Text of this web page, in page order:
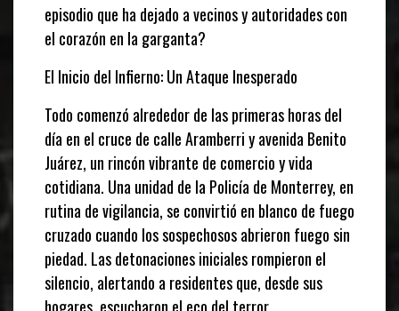
episodio que ha dejado a vecinos y autoridades con
el corazón en la garganta?
El Inicio del Infierno: Un Ataque Inesperado
Todo comenzó alrededor de las primeras horas del
día en el cruce de calle Aramberri y avenida Benito
Juárez, un rincón vibrante de comercio y vida
cotidiana. Una unidad de la Policía de Monterrey, en
rutina de vigilancia, se convirtió en blanco de fuego
cruzado cuando los sospechosos abrieron fuego sin
piedad. Las detonaciones iniciales rompieron el
silencio, alertando a residentes que, desde sus